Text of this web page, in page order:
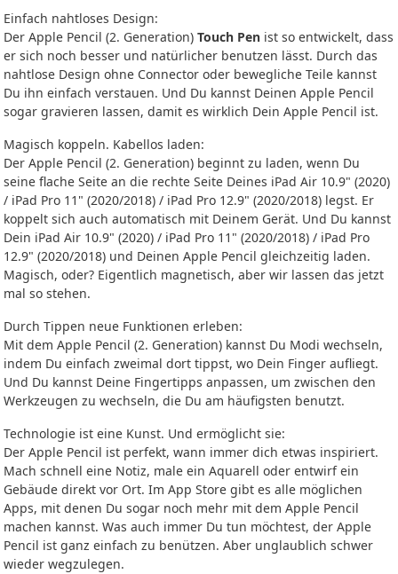
Einfach nahtloses Design:
Der Apple Pencil (2. Generation) Touch Pen ist so entwickelt, dass
er sich noch besser und natürlicher benutzen lässt. Durch das
nahtlose Design ohne Connector oder bewegliche Teile kannst
Du ihn einfach verstauen. Und Du kannst Deinen Apple Pencil
sogar gravieren lassen, damit es wirklich Dein Apple Pencil ist.
Magisch koppeln. Kabellos laden:
Der Apple Pencil (2. Generation) beginnt zu laden, wenn Du
seine flache Seite an die rechte Seite Deines iPad Air 10.9" (2020)
/ iPad Pro 11" (2020/2018) / iPad Pro 12.9" (2020/2018) legst. Er
koppelt sich auch automatisch mit Deinem Gerät. Und Du kannst
Dein iPad Air 10.9" (2020) / iPad Pro 11" (2020/2018) / iPad Pro
12.9" (2020/2018) und Deinen Apple Pencil gleichzeitig laden.
Magisch, oder? Eigentlich magnetisch, aber wir lassen das jetzt
mal so stehen.
Durch Tippen neue Funktionen erleben:
Mit dem Apple Pencil (2. Generation) kannst Du Modi wechseln,
indem Du einfach zweimal dort tippst, wo Dein Finger aufliegt.
Und Du kannst Deine Fingertipps anpassen, um zwischen den
Werkzeugen zu wechseln, die Du am häufigsten benutzt.
Technologie ist eine Kunst. Und ermöglicht sie:
Der Apple Pencil ist perfekt, wann immer dich etwas inspiriert.
Mach schnell eine Notiz, male ein Aquarell oder entwirf ein
Gebäude direkt vor Ort. Im App Store gibt es alle möglichen
Apps, mit denen Du sogar noch mehr mit dem Apple Pencil
machen kannst. Was auch immer Du tun möchtest, der Apple
Pencil ist ganz einfach zu benützen. Aber unglaublich schwer
wieder wegzulegen.